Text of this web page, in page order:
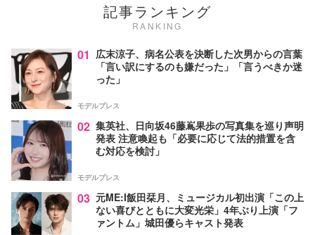
記事ランキング
RANKING
01 広末涼子、病名公表を決断した次男からの言葉
「言い訳にするのも嫌だった」「言うべきか迷
った」
モデルプレス
02 集英社、日向坂46藤嶌果歩の写真集を巡り声明
発表 注意喚起も「必要に応じて法的措置を含
む対応を検討」
モデルプレス
03 元ME:I飯田栞月、ミュージカル初出演「この上
ない喜びとともに大変光栄」4年ぶり上演「フ
ァントム」城田優らキャスト発表